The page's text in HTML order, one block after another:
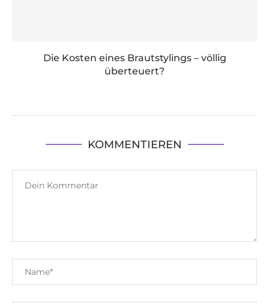
Die Kosten eines Brautstylings – völlig
überteuert?
KOMMENTIEREN